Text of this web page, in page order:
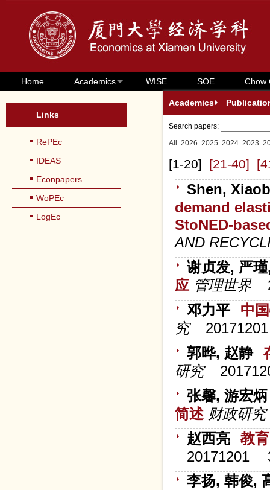
Home Academics WISE SOE Chow
Links
RePEc
IDEAS
Econpapers
WoPEc
LogEc
Academics
Search papers:
All
2026 2025 2024 2023
[1-20] [21-40]
Shen,
demand
StoNED-
AND
谢贞发, 严
应 管理世界
邓力平
中
究
20171201
郭晔, 赵静
研究
张馨, 游宏炳
简述 财政研究
赵西亮
教
20171201
李扬, 韩俊,